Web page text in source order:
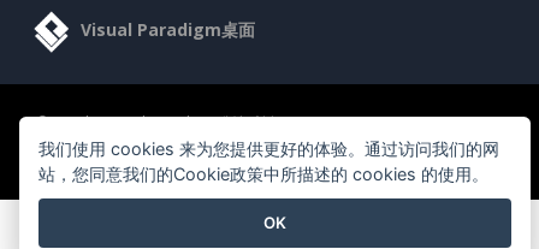
Visual Paradigm桌面
©2026 by Visual Paradigm. 版权所有。 服务条款
AI Policy
隐私政策
Content Guidelines
安全概述
我们使用 cookies 来为您提供更好的体验。通过访问我们的网
站，您同意我们的Cookie政策中所描述的 cookies 的使用。
OK